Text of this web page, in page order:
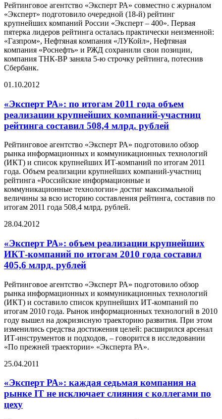
Рейтинговое агентство «Эксперт РА» совместно с журналом
«Эксперт» подготовило очередной (18-й) рейтинг
крупнейших компаний России «Эксперт – 400». Первая
пятерка лидеров рейтинга осталась практически неизменной:
«Газпром», Нефтяная компания «ЛУКойл», Нефтяная
компания «Роснефть» и РЖД сохранили свои позиции,
компания ТНК-ВР заняла 5-ю строчку рейтинга, потеснив
Сбербанк.
01.10.2012
«Эксперт РА»: по итогам 2011 года объем
реализации крупнейших компаний-участниц
рейтинга составил 508,4 млрд. рублей
Рейтинговое агентство «Эксперт РА» подготовило обзор
рынка информационных и коммуникационных технологий
(ИКТ) и список крупнейших ИТ-компаний по итогам 2011
года. Объем реализации крупнейших компаний-участниц
рейтинга «Российские информационные и
коммуникационные технологии» достиг максимальной
величины за всю историю составления рейтинга, составив по
итогам 2011 года 508,4 млрд. рублей.
28.04.2012
«Эксперт РА»: объем реализации крупнейших
ИКТ-компаний по итогам 2010 года составил
405,6 млрд. рублей
Рейтинговое агентство «Эксперт РА» подготовило обзор
рынка информационных и коммуникационных технологий
(ИКТ) и составило список крупнейших ИТ-компаний по
итогам 2010 года. Рынок информационных технологий в 2010
году вышел на докризисную траекторию развития. При этом
изменились средства достижения целей: расширился арсенал
ИТ-инструментов и подходов, – говорится в исследовании
«По прежней траектории» «Эксперта РА».
25.04.2011
«Эксперт РА»: каждая седьмая компания на
рынке IT не исключает слияния с коллегами по
цеху